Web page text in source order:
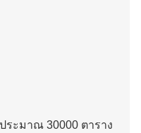
ระมาณ 30000 ตาราง